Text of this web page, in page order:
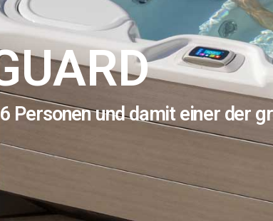
Personen und damit einer der